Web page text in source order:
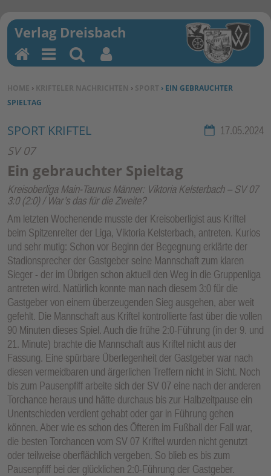
SIE BEFINDEN SICH HIER:
HOME › KRIFTELER NACHRICHTEN › SPORT › EIN GEBRAUCHTER
SPIELTAG
Rubrik:
SPORT KRIFTEL 17.05.2024
SV 07
Ein gebrauchter Spieltag
Kreisoberliga Main-Taunus Männer: Viktoria Kelsterbach – SV 07
3:0 (2:0) / War’s das für die Zweite?
Am letzten Wochenende musste der Kreisoberligist aus Kriftel
beim Spitzenreiter der Liga, Viktoria Kelsterbach, antreten. Kurios
und sehr mutig: Schon vor Beginn der Begegnung erklärte der
Stadionsprecher der Gastgeber seine Mannschaft zum klaren
Sieger - der im Übrigen schon aktuell den Weg in die Gruppenliga
antreten wird. Natürlich konnte man nach diesem 3:0 für die
Gastgeber von einem überzeugenden Sieg ausgehen, aber weit
gefehlt. Die Mannschaft aus Kriftel kontrollierte fast über die vollen
90 Minuten dieses Spiel. Auch die frühe 2:0-Führung (in der 9. und
21. Minute) brachte die Mannschaft aus Kriftel nicht aus der
Fassung. Eine spürbare Überlegenheit der Gastgeber war nach
diesen vermeidbaren und ärgerlichen Treffern nicht in Sicht. Noch
bis zum Pausenpfiff arbeite sich der SV 07 eine nach der anderen
Torchance heraus und hätte durchaus bis zur Halbzeitpause ein
Unentschieden verdient gehabt oder gar in Führung gehen
können. Aber wie es schon des Öfteren im Fußball der Fall war,
die besten Torchancen vom SV 07 Kriftel wurden nicht genutzt
oder teilweise oberflächlich vergeben. So blieb es bis zum
Pausenpfiff bei der glücklichen 2:0-Führung der Gastgeber.
H
o
m
M
en
u
Su
ch
Be
nu
en